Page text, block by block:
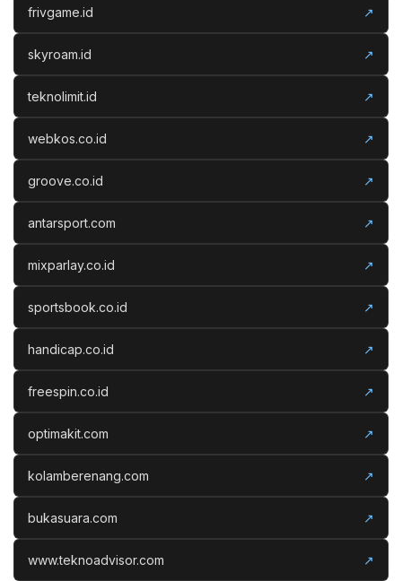
frivgame.id ↗
skyroam.id ↗
teknolimit.id ↗
webkos.co.id ↗
groove.co.id ↗
antarsport.com ↗
mixparlay.co.id ↗
sportsbook.co.id ↗
handicap.co.id ↗
freespin.co.id ↗
optimakit.com ↗
kolamberenang.com ↗
bukasuara.com ↗
www.teknoadvisor.com ↗